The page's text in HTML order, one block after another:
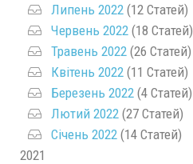
Липень 2022 (12 Статей)
Червень 2022 (18 Статей)
Травень 2022 (26 Статей)
Квітень 2022 (11 Статей)
Березень 2022 (4 Статей)
Лютий 2022 (27 Статей)
Січень 2022 (14 Статей)
2021